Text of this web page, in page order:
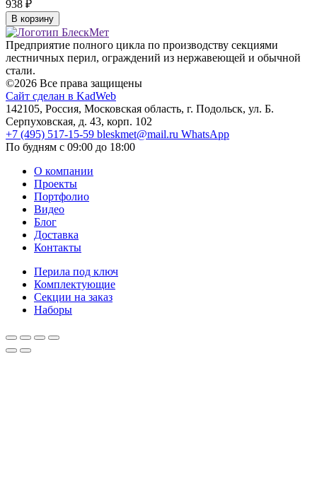
938 ₽
В корзину
Предприятие полного цикла по производству секциями
лестничных перил, ограждений из нержавеющей и обычной
стали.
©2026 Все права защищены
Сайт сделан в KadWeb
142105, Россия, Московская область, г. Подольск, ул. Б.
Серпуховская, д. 43, корп. 102
+7 (495) 517-15-59 bleskmet@mail.ru WhatsApp
По будням с 09:00 до 18:00
О компании
Проекты
Портфолио
Видео
Блог
Доставка
Контакты
Перила под ключ
Комплектующие
Секции на заказ
Наборы